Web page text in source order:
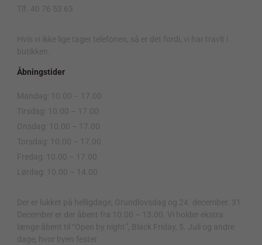
Tlf. 40 76 53 63
Hvis vi ikke lige tager telefonen, så er det fordi, vi har travlt i
butikken.
Åbningstider
Mandag: 10.00 – 17.00
Tirsdag: 10.00 – 17.00
Onsdag: 10.00 – 17.00
Torsdag: 10.00 – 17.00
Fredag: 10.00 – 17.00
Lørdag: 10.00 – 14.00
Der er lukket på helligdage, Grundlovsdag og 24. december. 31.
December er der åbent fra 10.00 – 13.00. Vi holder ekstra
længe åbent til “Open by night”, Black Friday, 5. Juli og andre
dage, hvor byen fester.